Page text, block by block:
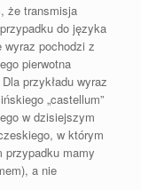
że transmisja
do języka
pochodzi z
pierwotna
przykładu wyraz
„castellum”
w dzisiejszym
w którym
przypadku mamy
a nie